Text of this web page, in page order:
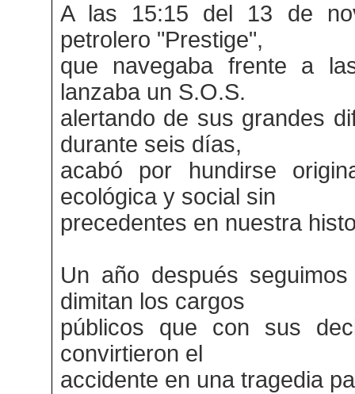
A las 15:15 del 13 de
petrolero "Prestige",
que navegaba frente a
lanzaba un S.O.S.
alertando de sus grandes
durante seis días,
acabó por hundirse
ecológica y social sin
precedentes en nuestra
Un año después
dimitan los cargos
públicos que con sus
convirtieron el
accidente en una tragedia